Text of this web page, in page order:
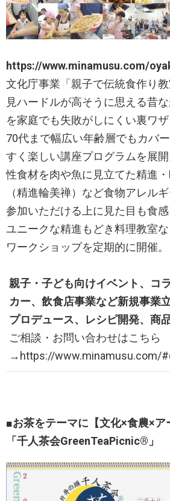
https://www.minamusu.com/
文化庁事業「親子で伝統食作り
見ハードルが高そうに思える昔
を家庭でも失敗がしにくい裏ワ
70代まで幅広い年齢層でもカバ
すく楽しい講座プログラムを展
性食材を肉や魚に見立てた精進・
（精進輪美禅）など食物アレル
参加いただける上に見た目も食
ユニークな精進もどき料理教室
ワークショップを定期的に開催。
親子・子ども向けイベント、コ
カー、飲食店事業など新規事業
プロデュース、レシピ開発、商
ご相談・お問い合わせはこちら
→https://www.minamusu.com/
■お茶をテーマに【文化×食農×ア
「千人茶会GreenTeaPicnic®︎」